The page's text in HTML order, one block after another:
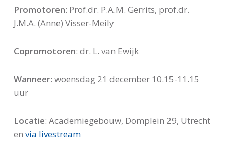
Promotoren: Prof.dr. P.A.M. Gerrits, prof.dr.
J.M.A. (Anne) Visser-Meily
Copromotoren: dr. L. van Ewijk
Wanneer: woensdag 21 december 10.15-11.15
uur
Locatie: Academiegebouw, Domplein 29, Utrecht
en via livestream